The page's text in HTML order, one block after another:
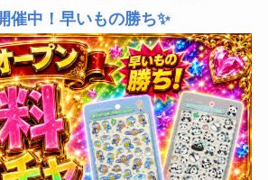
催中！早いもの勝ち✨